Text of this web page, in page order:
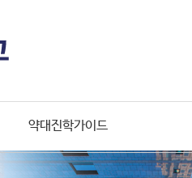
약대진학가이드